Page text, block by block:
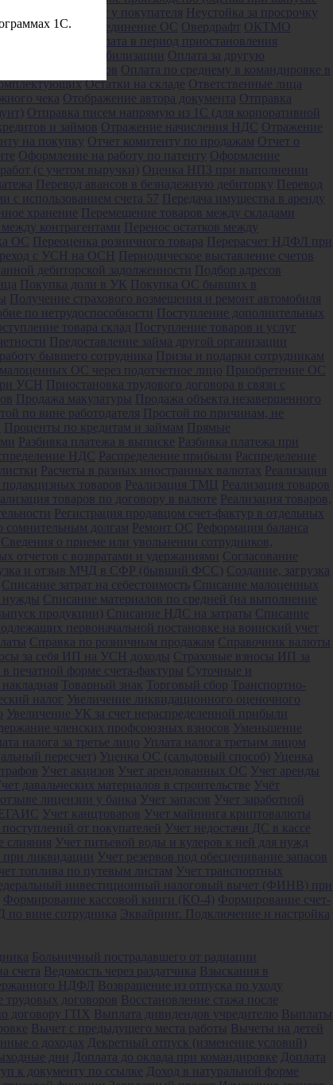
поставки, учет у покупателя Неустойка за просрочку
ОС Объединение ОС Овердрафт ОКТМО
Оплата в период приостановления
Оплата за дни мобилизации Оплата за другую
военных сборов Оплата по среднему в командировке в
Остатки на складе Ответственные лица
чека Отображение автора документа Отправка
Отправка писем напрямую из 1С (для корпоративной
и займов Отражение начисления НДС
Отражение
на покупку Отчет комитенту по продажам Отчет о
Оформление на работу по патенту Оформление
(с учетом выручки) Оценка НПЗ при выполнении
Перевод авансов в безнадежную дебиторку Перевод
с использованием счета 57 Передача имущества в аренду
хранение Перемещение товаров между складами
контрагентами Перенос остатков между
ОС Переоценка розничного товара Перерасчет НДФЛ при
с УСН на ОСН Периодическое выставление счетов
дебиторской задолженности Подбор адресов
Покупка доли в УК Покупка ОС бывших в
Получение страхового возмещения и ремонт автомобиля
по нетрудоспособности Поступление дополнительных
товара склад
Поступление товаров и услуг
Предоставление займа другой организации
бывшего сотрудника Призы и подарки сотрудникам
ОС через подотчетное лицо Приобретение ОС
УСН Приостановка трудового договора в связи с
Продажа макулатуры Продажа объекта незавершенного
по вине работодателя Простой по причинам, не
Проценты по кредитам и займам Прямые
Разбивка платежа в выписке Разбивка платежа при
НДС Распределение прибыли Распределение
Расчеты в разных иностранных валютах Реализация
подакцизных товаров Реализация ТМЦ Реализация товаров
товаров по договору в валюте Реализация товаров,
Регистрация продавцом счет-фактур в отдельных
сомнительным долгам Ремонт ОС
Реформация баланса
Сведения о приеме или увольнении сотрудников,
отчетов с возвратами и удержаниями Согласование
и отзыв МЧД в СФР (бывший ФСС) Создание, загрузка
Списание затрат на себестоимость
Списание малоценных
нужды Списание материалов по средней (на выполнение
продукции) Списание НДС на затраты Списание
первоначальной постановке на воинский учет
Справка по розничным продажам Справочник валюты
за себя ИП на УСН доходы Страховые взносы ИП за
печатной форме счета-фактуры Суточные и
Товарный знак Торговый сбор Транспортно-
налог Увеличение ликвидационного оценочного
Увеличение УК за счет нераспределенной прибыли
членских профсоюзных взносов Уменьшение
налога за третье лицо Уплата налога третьим лицом
пересчет) Уценка ОС (сальдовый способ) Уценка
Учет акцизов Учет арендованных ОС
Учет аренды
давальческих материалов в строительстве Учёт
лицензии у банка Учет запасов Учет заработной
Учет канцтоваров Учет майнинга криптовалюты
от покупателей Учет недостачи ДС в кассе
слияния Учет питьевой воды и кулеров к ней для нужд
при ликвидации Учет резервов под обесценивание запасов
топлива по путевым листам Учет транспортных
инвестиционный налоговый вычет (ФИНВ) при
Формирование кассовой книги (КО-4) Формирование счет-
вине сотрудника
Эквайринг. Подключение и настройка
Больничный пострадавшего от радиации
счета Ведомость через раздатчика Взыскания в
НДФЛ Возвращение из отпуска по уходу
трудовых договоров Восстановление стажа после
договору ГПХ Выплата дивидендов учредителю Выплаты
Вычет с предыдущего места работы Вычеты на детей
о доходах
Декретный отпуск (изменение условий)
дни Доплата до оклада при командировке
Доплата
к документу по ссылке
Доход в натуральной форме
1С.